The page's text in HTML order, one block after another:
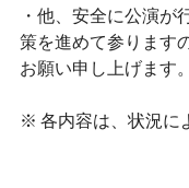
・他、安全に公演が
策を進めて参ります
お願い申し上げます。
※ 各内容は、状況に